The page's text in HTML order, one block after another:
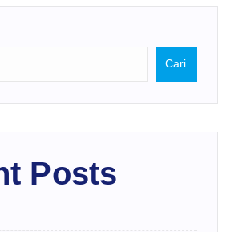
Cari
Posts